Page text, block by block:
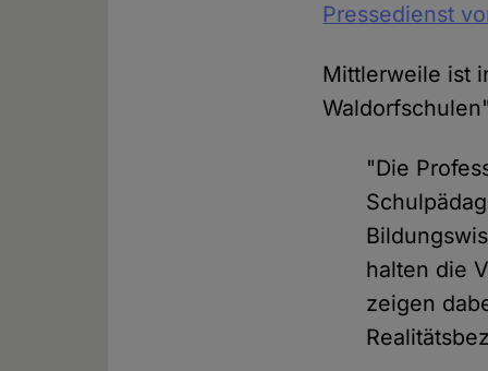
Pressedienst
Mittlerweile ist
"Die
halten die
zeigen